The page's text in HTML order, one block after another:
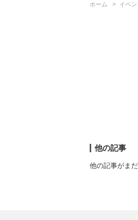
ホーム イベ
他の記事
他の記事がまだ